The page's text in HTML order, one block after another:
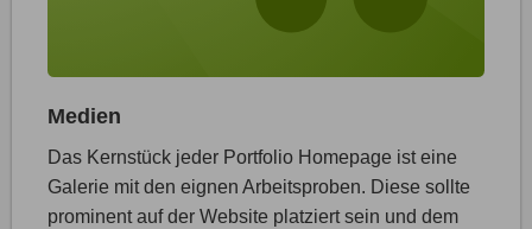
Medien
Das Kernstück jeder Portfolio Homepage ist eine
Galerie mit den eignen Arbeitsproben. Diese sollte
prominent auf der Website platziert sein und dem